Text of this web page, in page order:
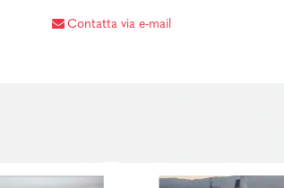
Contatta via e-mail